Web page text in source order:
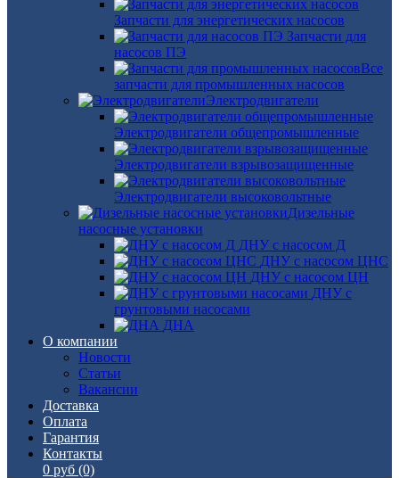
Запчасти для энергетических насосов
Запчасти для
насосов ПЭ
Все
запчасти для промышленных насосов
Электродвигатели
Электродвигатели общепромышленные
Электродвигатели взрывозащищенные
Электродвигатели высоковольтные
Дизельные
насосные установки
ДНУ с насосом Д
ДНУ с насосом ЦНС
ДНУ с насосом ЦН
ДНУ с
грунтовыми насосами
ДНА
О компании
Новости
Статьи
Вакансии
Доставка
Оплата
Гарантия
Контакты
0 руб (0)